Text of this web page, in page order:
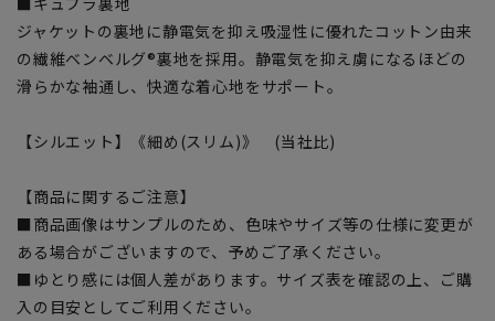
ジャケットの裏地に静電気を抑え吸湿性に優れたコットン由来
の繊維ベンベルグ®裏地を採用。静電気を抑え虜になるほどの
滑らかな袖通し、快適な着心地をサポート。
【シルエット】《細め(スリム)》 (当社比)
【商品に関するご注意】
■商品画像はサンプルのため、色味やサイズ等の仕様に変更が
ある場合がございますので、予めご了承ください。
■ゆとり感には個人差があります。サイズ表を確認の上、ご購
入の目安としてご利用ください。